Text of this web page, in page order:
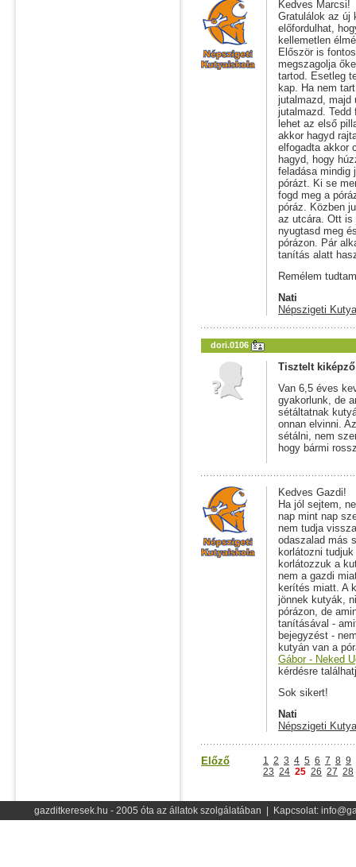
Kedves Marcsi!
Gratulálok az új
előfordulhat,
kellemetlen
Először is
megszagolja
tartod. Esetleg
kap. Ha nem
jutalmazd, majd
jutalmazd. Tedd
lehet az első
akkor hagyd
elfogadta akkor
hagyd, hogy
feladása mindig
pórázt. Ki se
fogd meg a
póráz. Közben
az utcára. Ott is
nyugtasd meg
pórázon. Pár
tanítás alatt
Remélem
Nati
Népszigeti
dori.0106
Tisztelt
Van 6,5 éves
gyakorlunk, de
sétáltatnak
onnan elvinni.
sétálni, nem
hogy bármi
Kedves Gazdi!
Ha jól sejtem,
nap mint nap
nem tudja
odaszalad más
korlátozni
korlátozzuk a
nem a gazdi
kerítés miatt. A
jönnek kutyák,
pórázon, de
tanításával -
bejegyzést -
kutyán van a
Gábor - Neked
kérdésre
Sok sikert!
Nati
Népszigeti
Előző 1 2 3 4 5 6 7 8 9
23 24 25 26 27 28
gazditkeresek.hu - 2005 óta az állatok szolgálatában | Kapcsolat: